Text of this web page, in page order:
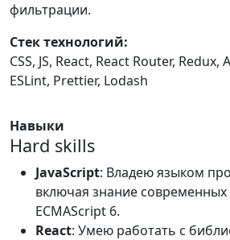
фильтрации.
Стек технологий:
CSS, JS, React, React Router,
ESLint, Prettier, Lodash
Навыки
Hard skills
JavaScript: Владею языком
включая знание современных
ECMAScript 6.
React: Умею работать с